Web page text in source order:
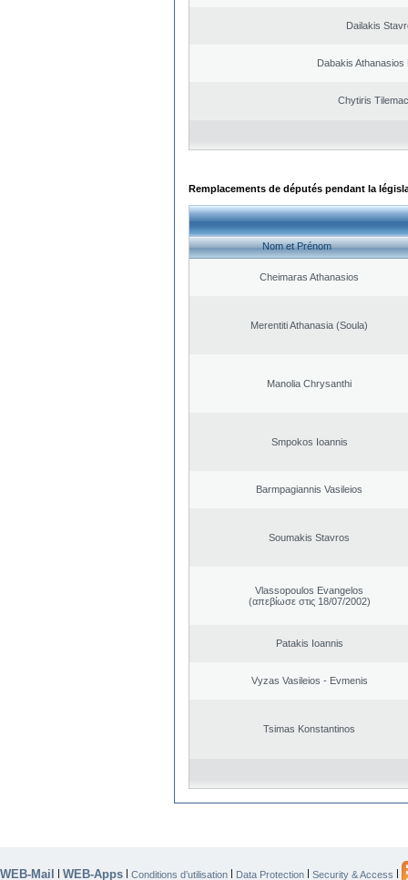
Dailakis
Dabakis Athanasios
Chytiris
Remplacements de députés pendant la
Nom et Prénom
Cheimaras Athanasios
Merentiti Athanasia (Soula)
Manolia Chrysanthi
Smpokos Ioannis
Barmpagiannis Vasileios
Soumakis Stavros
Vlassopoulos Evangelos
(απεβίωσε στις 18/07/2002)
Patakis Ioannis
Vyzas Vasileios - Evmenis
Tsimas Konstantinos
WEB-Mail | WEB-Apps | Conditions d’utilisation | Data Protection | Security & Access |